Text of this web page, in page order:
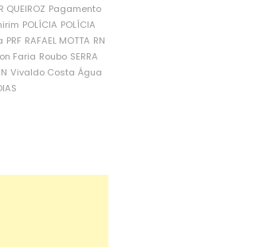
QUEIROZ Pagamento
POLÍCIA POLÍCIA
PRF RAFAEL MOTTA RN
Faria Roubo SERRA
Vivaldo Costa Água